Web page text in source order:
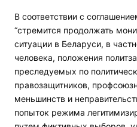
В соответствии с
“стремится продолжать
ситуации в Беларуси, в
человека, положения
преследуемых по
правозащитников,
меньшинств и
попыток режима